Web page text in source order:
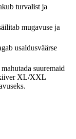
turvalist ja
mugavuse ja
usaldusväärse
suuremaid
XL/XXL